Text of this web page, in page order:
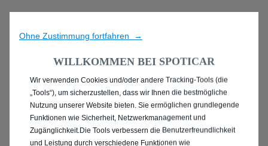
ENTDECKEN SIE ALLE
ANGEBOTE IN
Ohne Zustimmung fortfahren →
WILLKOMMEN BEI SPOTICAR
Wir verwenden Cookies und/oder andere Tracking-Tools (die
„Tools“), um sicherzustellen, dass wir Ihnen die bestmögliche
Nutzung unserer Website bieten. Sie ermöglichen grundlegende
Funktionen wie Sicherheit, Netzwerkmanagement und
Zugänglichkeit.Die Tools verbessern die Benutzerfreundlichkeit
und Leistung durch verschiedene Funktionen wie